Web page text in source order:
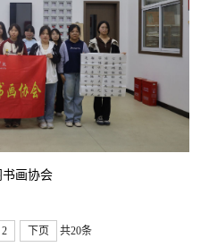
书画协会
2 下页 共20条